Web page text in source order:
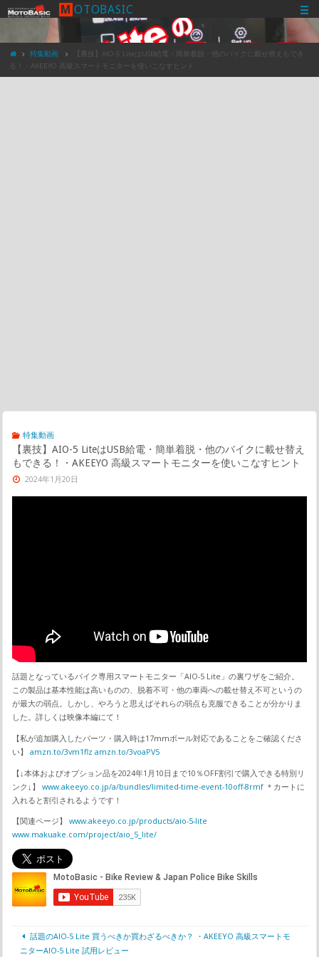
M OTOBASIC
特集動画
【裏技】AIO-5 LiteはUSB給電・簡単着脱・他のバイクに載せ替えもでき
る！・AKEEYO 高級スマートモニターを使いこなすヒント
特集動画
【裏技】AIO-5 LiteはUSB給電・簡単着脱・他のバイクに載せ替え
もできる！・AKEEYO 高級スマートモニターを使いこなすヒント
2024年1月20日
話題となっているバイク専用スマートモニター「AIO-5 Lite」の裏ワザをご紹介。
この製品は基本性能は高いものの、脱着不可・他の車両への載せ替え不可というの
が最大の弱点。しかし、やろうと思えばそれらの弱点も克服できることが分かりま
した。詳しくは映像本編にて！
【私が追加購入したパーツ・購入時は17mmボール対応であることをご確認くださ
い】amzn.to/3vm1flz amzn.to/3voaPV5
【↓本体およびオプション品を2024年1月10日まで10％OFF割引で購入できる特別リ
ンク↓】www.akeeyo.co.jp/a/bundles/limited-time-event-10off-8rmf ＊カートに
入れると割引されるようです！
【関連ページ】www.akeeyo.co.jp/products/aio-5-lite
www.makuake.com/project/aio_5_lite/
話題のAIO-5 Lite 買うべきか買わざるべきか？ ・AKEEYO 高級スマートモ
ニターAIO-5 Lite 試用レビュー